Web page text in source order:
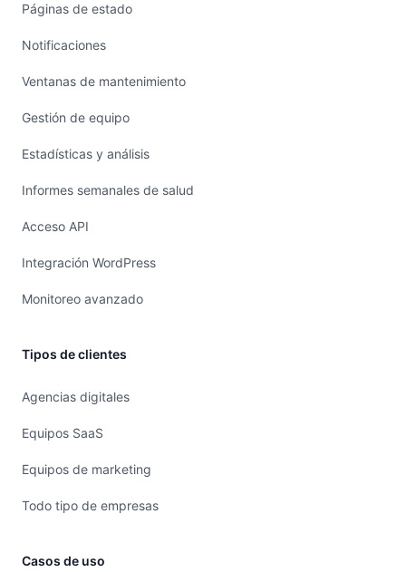
Páginas de estado
Notificaciones
Ventanas de mantenimiento
Gestión de equipo
Estadísticas y análisis
Informes semanales de salud
Acceso API
Integración WordPress
Monitoreo avanzado
Tipos de clientes
Agencias digitales
Equipos SaaS
Equipos de marketing
Todo tipo de empresas
Casos de uso